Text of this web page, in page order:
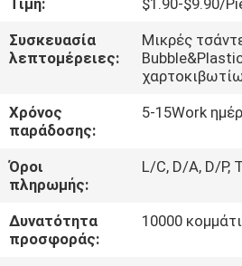
ΜΑΖΊ
ΜΑΣ
ΕΙΔΉΣΕΙΣ
ΖΗΤΉΣΤΕ
ΜΙΑ
ΠΡΟΣΦΟΡΆ
Τιμή:
$1.90-$9.90/
Συσκευασία
λεπτομέρειες:
Μικρές
Χρόνος
παράδοσης:
5-15Work
Όροι
πληρωμής:
L/C, D/A, D/P,
Δυνατότητα
προσφοράς:
10000